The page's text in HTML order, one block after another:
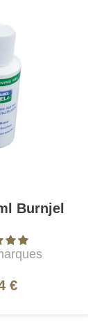
Burnjel
€